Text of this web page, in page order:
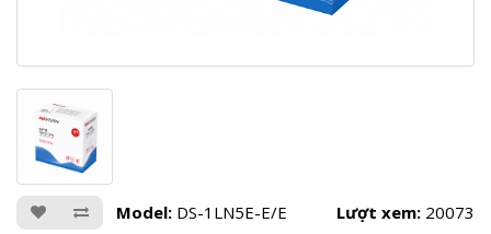
Model: DS-1LN5E-E/E Lượt xem: 20073